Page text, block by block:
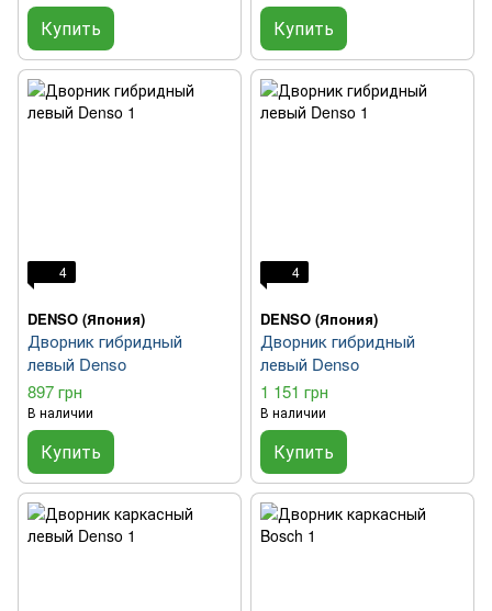
Купить Купить
4
DENSO (Япония)
Дворник гибридный
левый Denso
897 грн
В наличии
Купить
4
DENSO (Япония)
Дворник гибридный
левый Denso
1 151 грн
В наличии
Купить